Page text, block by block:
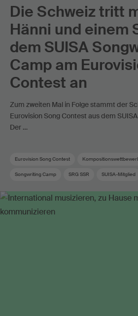
Die Schweiz tritt
Hänni und einem
dem SUISA
Camp am
Contest an
Zum zweiten Mal in Folge stammt der
Eurovision Song Contest aus dem
Der …
Eurovision Song Contest
Songwriting Camp SRG SSR SUISA-Mitglied